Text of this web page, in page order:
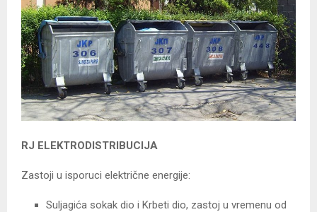
RJ ELEKTRODISTRIBUCIJA
Zastoji u isporuci električne energije:
Suljagića sokak dio i Krbeti dio, zastoj u vremenu od